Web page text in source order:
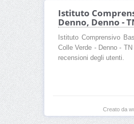
Istituto
Denno, Denno -
Istituto Comprensivo
Colle Verde - Denno -
recensioni degli utenti.
Creato da